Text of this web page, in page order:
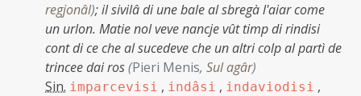
regjonâl);il sivilâ di une bale al sbregà l'aiar come
un urlon. Matie nol veve nancje vût timp di rindisi
cont di ce che al sucedeve che un altri colp al partì de
trincee dai ros(Pieri Menis, Sul agâr)
Sin. imparcevisi , indâsi , indaviodisi ,